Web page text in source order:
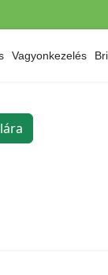
Vagyonkezelés